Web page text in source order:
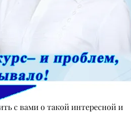
с вами о такой интересной и